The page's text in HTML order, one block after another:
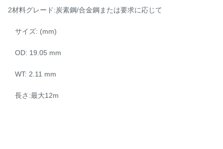
2材料グレード:炭素鋼/合金鋼または要求に応じて
サイズ: (mm)
OD: 19.05 mm
WT: 2.11 mm
長さ:最大12m